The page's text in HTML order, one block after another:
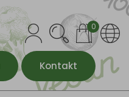
0
Kontakt